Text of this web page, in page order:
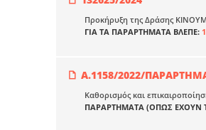
Προκήρυξη της Δράσης
ΓΙΑ ΤΑ ΠΑΡΑΡΤΗΜΑΤΑ ΒΛΕΠΕ:
Α.1158/2022/
Καθορισμός και
ΠΑΡΑΡΤΗΜΑΤΑ (ΟΠΩΣ ΕΧΟΥΝ